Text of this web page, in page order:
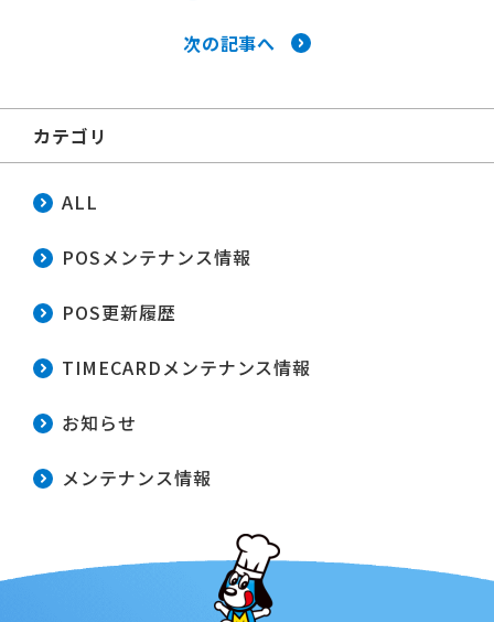
次の記事へ
カテゴリ
ALL
POSメンテナンス情報
POS更新履歴
TIMECARDメンテナンス情報
お知らせ
メンテナンス情報